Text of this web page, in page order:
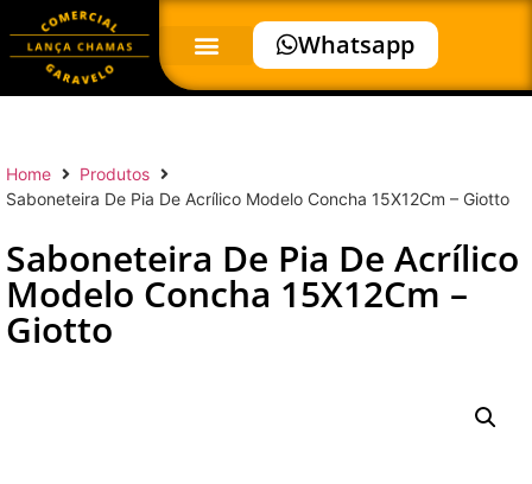
Whatsapp
Home
Produtos
Saboneteira De Pia De Acrílico Modelo Concha 15X12Cm – Giotto
Saboneteira De Pia De Acrílico
Modelo Concha 15X12Cm –
Giotto